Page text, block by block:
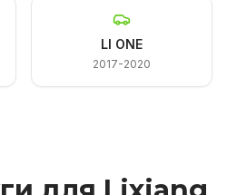
LI ONE
2017-2020